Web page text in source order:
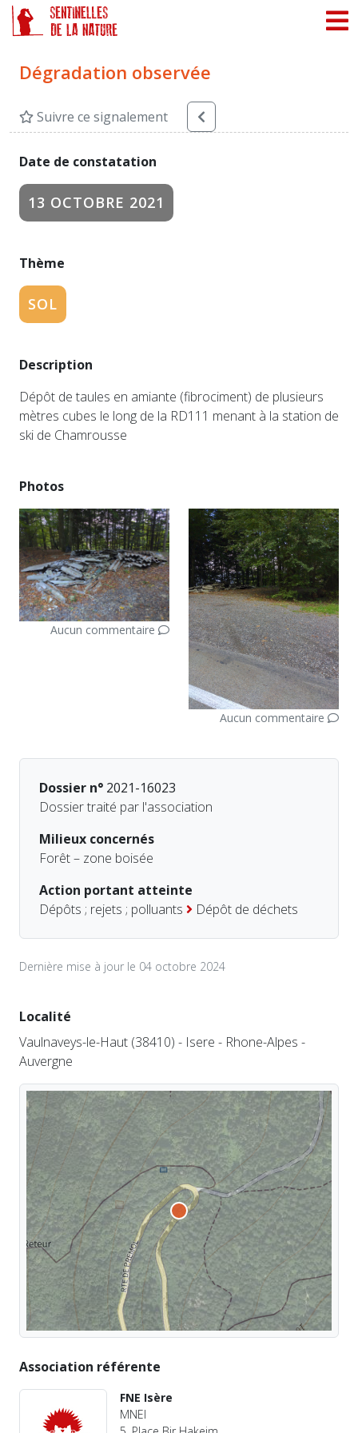
Dégradation observée
Suivre ce signalement
Date de constatation
13 OCTOBRE 2021
Thème
SOL
Description
Dépôt de taules en amiante (fibrociment) de plusieurs
mètres cubes le long de la RD111 menant à la station de
ski de Chamrousse
Photos
Aucun commentaire
Aucun commentaire
Dossier n° 2021-16023
Dossier traité par l'association
Milieux concernés
Forêt – zone boisée
Action portant atteinte
Dépôts ; rejets ; polluants
Dépôt de déchets
Dernière mise à jour le 04 octobre 2024
Localité
Vaulnaveys-le-Haut (38410) - Isere - Rhone-Alpes -
Auvergne
Association référente
FNE Isère
MNEI
Panneau de gestion des cookies